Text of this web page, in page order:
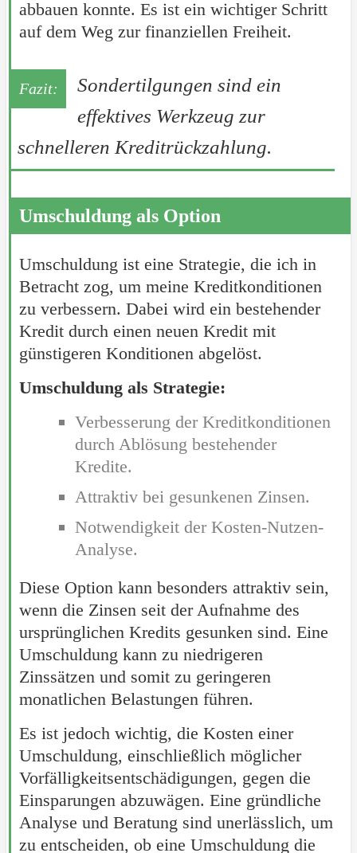
abbauen konnte. Es ist ein wichtiger Schritt
auf dem Weg zur finanziellen Freiheit.
Sondertilgungen sind ein
effektives Werkzeug zur
schnelleren Kreditrückzahlung.
Umschuldung als Option
Umschuldung ist eine Strategie, die ich in
Betracht zog, um meine Kreditkonditionen
zu verbessern. Dabei wird ein bestehender
Kredit durch einen neuen Kredit mit
günstigeren Konditionen abgelöst.
Umschuldung als Strategie:
Verbesserung der Kreditkonditionen
durch Ablösung bestehender
Kredite.
Attraktiv bei gesunkenen Zinsen.
Notwendigkeit der Kosten-Nutzen-
Analyse.
Diese Option kann besonders attraktiv sein,
wenn die Zinsen seit der Aufnahme des
ursprünglichen Kredits gesunken sind. Eine
Umschuldung kann zu niedrigeren
Zinssätzen und somit zu geringeren
monatlichen Belastungen führen.
Es ist jedoch wichtig, die Kosten einer
Umschuldung, einschließlich möglicher
Vorfälligkeitsentschädigungen, gegen die
Einsparungen abzuwägen. Eine gründliche
Analyse und Beratung sind unerlässlich, um
zu entscheiden, ob eine Umschuldung die